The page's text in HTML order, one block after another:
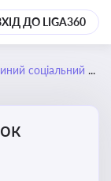
ДО LIGA360
соціальний внесок